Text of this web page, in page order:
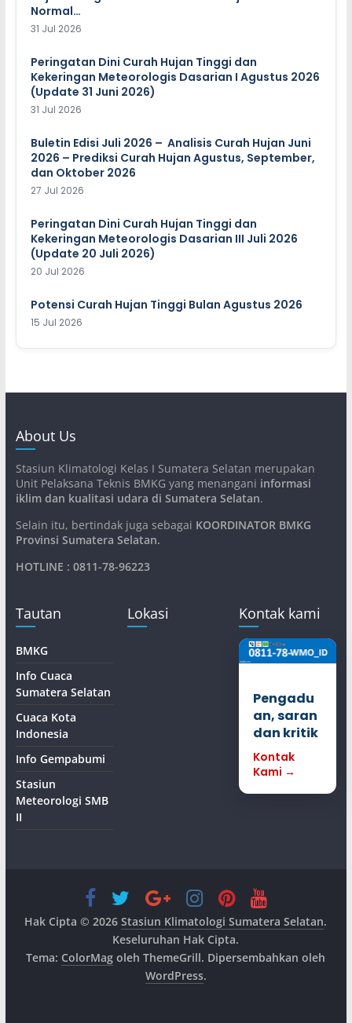
Normal…
31 Jul 2026
Peringatan Dini Curah Hujan Tinggi dan
Kekeringan Meteorologis Dasarian I Agustus 2026
(Update 31 Juni 2026)
31 Jul 2026
Buletin Edisi Juli 2026 – Analisis Curah Hujan Juni
2026 – Prediksi Curah Hujan Agustus, September,
dan Oktober 2026
27 Jul 2026
Peringatan Dini Curah Hujan Tinggi dan
Kekeringan Meteorologis Dasarian III Juli 2026
(Update 20 Juli 2026)
20 Jul 2026
Potensi Curah Hujan Tinggi Bulan Agustus 2026
15 Jul 2026
About Us
Stasiun Klimatologi Kelas I Sumatera Selatan merupakan
Unit Pelaksana Teknis BMKG yang menangani informasi
iklim dan kualitasi udara di Sumatera Selatan.
Selain itu, bertindak juga sebagai KOORDINATOR BMKG
Provinsi Sumatera Selatan.
HOTLINE : 0811-78-96223
Tautan
BMKG
Info Cuaca
Sumatera Selatan
Cuaca Kota
Indonesia
Info Gempabumi
Stasiun
Meteorologi SMB
II
Lokasi Kontak kami
Pengadu
an, saran
dan kritik
Kontak
Kami →
Hak Cipta © 2026Stasiun Klimatologi Sumatera Selatan.
Keseluruhan Hak Cipta.
Tema: ColorMag oleh ThemeGrill. Dipersembahkan oleh
WordPress.